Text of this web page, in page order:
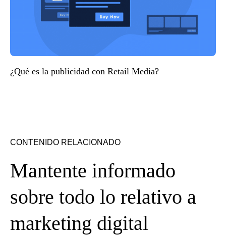
¿Qué es la publicidad con Retail Media?
CONTENIDO RELACIONADO
Mantente informado
sobre todo lo relativo a
marketing digital